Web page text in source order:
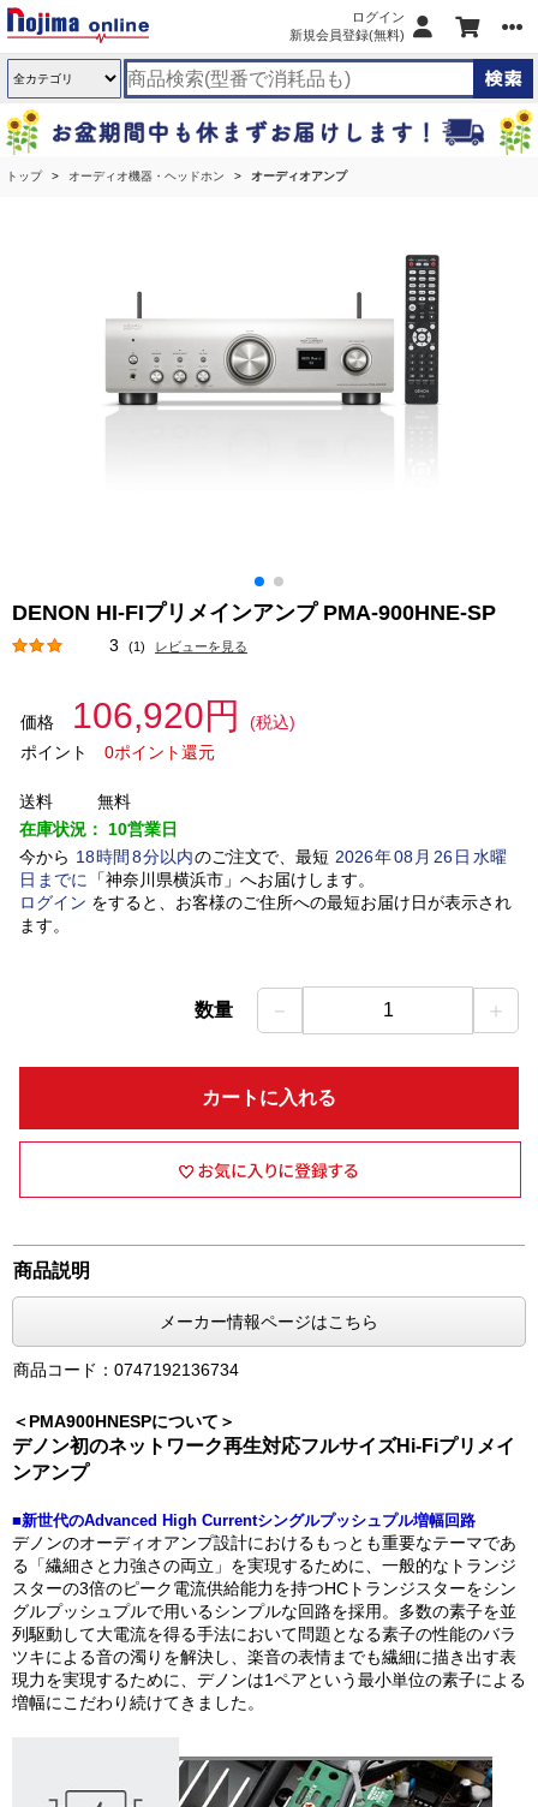
ログイン
新規会員登録(無料)
トップ オーディオ機器・ヘッドホン オーディオアンプ
DENON HI-FIプリメインアンプ PMA-900HNE-SP
3 (1) レビューを見る
価格 106,920円
(税込)
ポイント
0ポイント還元
送料
無料
在庫状況： 10営業日
今から 18時間 8分以内のご注文で、最短 2026年08 月 26日水曜
日 までに 「神奈川県横浜市」 へお届けします。
ログイン をすると、お客様のご住所への最短お届け日が表示され
ます。
数量 － 1 ＋
カートに入れる
商品説明
メーカー情報ページはこちら
商品コード：0747192136734
＜PMA900HNESPについて＞
デノン初のネットワーク再生対応フルサイズHi-Fiプリメイ
ンアンプ
■新世代のAdvanced High Currentシングルプッシュプル増幅回路
デノンのオーディオアンプ設計におけるもっとも重要なテーマであ
る「繊細さと力強さの両立」を実現するために、一般的なトランジ
スターの3倍のピーク電流供給能力を持つHCトランジスターをシン
グルプッシュプルで用いるシンプルな回路を採用。多数の素子を並
列駆動して大電流を得る手法において問題となる素子の性能のバラ
ツキによる音の濁りを解決し、楽音の表情までも繊細に描き出す表
現力を実現するために、デノンは1ペアという最小単位の素子による
増幅にこだわり続けてきました。